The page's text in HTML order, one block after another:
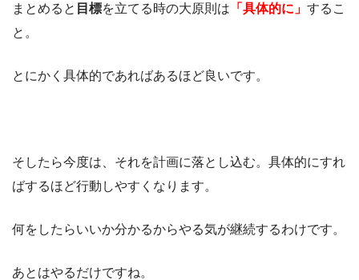
まとめると 目標を立てる時の大原則は 「具体的に」 するこ
と。
とにかく具体的であればあるほど良いです。
そしたら今度は、それを計画に落とし込む。具体的にすれ
ばするほど行動しやすくなります。
何をしたらいいか分かるからやる気が継続するわけです。
あとはやるだけですね。